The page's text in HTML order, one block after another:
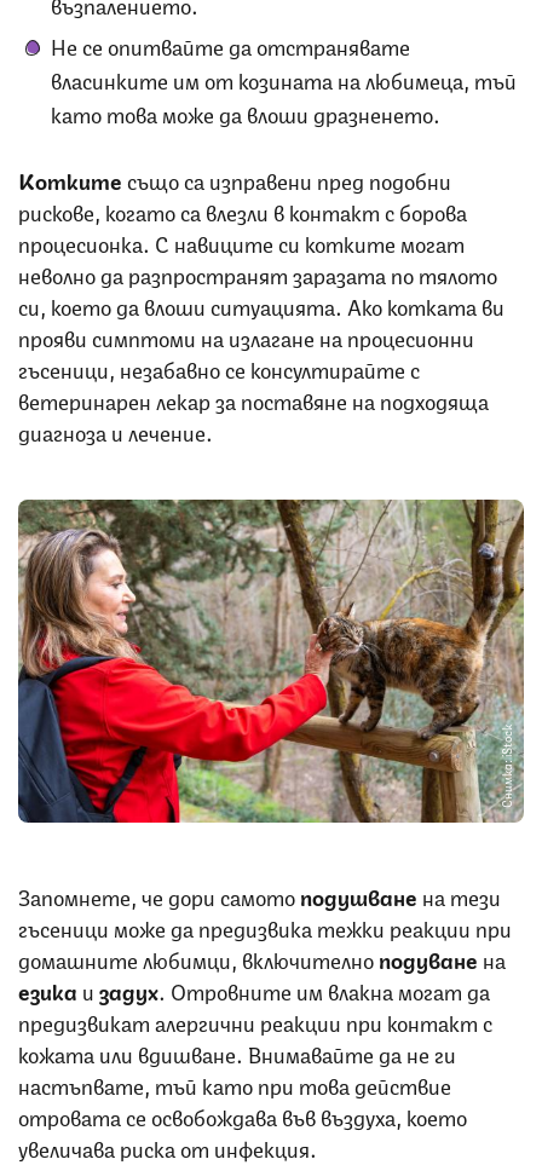
Не се опитвайте да отстранявате
власинките им от козината на любимеца, тъй
като това може да влоши дразненето.
Коткитесъщо са изправени пред подобни
рискове, когато са влезли в контакт с борова
процесионка. С навиците си котките могат
неволно да разпространят заразата по тялото
си, което да влоши ситуацията. Ако котката ви
прояви симптоми на излагане на процесионни
гъсеници, незабавно се консултирайте с
ветеринарен лекар за поставяне на подходяща
диагноза и лечение.
Снимка: iStock
Запомнете, че дори самотоподушване на тези
гъсеници може да предизвика тежки реакции при
домашните любимци, включителноподуване на
езика изадух. Отровните им влакна могат да
предизвикат алергични реакции при контакт с
кожата или вдишване. Внимавайте да не ги
настъпвате, тъй като при това действие
отровата се освобождава във въздуха, което
увеличава риска от инфекция.